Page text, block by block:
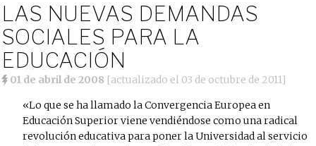
LAS NUEVAS DEMANDAS
SOCIALES PARA LA
EDUCACIÓN
01 de abril de 2008 [actualizado el 03 de octubre de 2011]
Lo que se ha llamado la Convergencia Europea en
Educación Superior viene vendiéndose como una radical
revolución educativa para poner la Universidad al servicio